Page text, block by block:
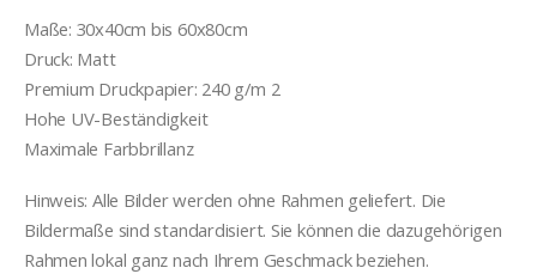
Maße: 30x40cm bis 60x80cm
Druck: Matt
Premium Druckpapier: 240 g/m 2
Hohe UV-Beständigkeit
Maximale Farbbrillanz
Hinweis: Alle Bilder werden ohne Rahmen geliefert. Die
Bildermaße sind standardisiert. Sie können die dazugehörigen
Rahmen lokal ganz nach Ihrem Geschmack beziehen.